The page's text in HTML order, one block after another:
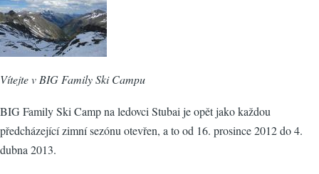
Vítejte v BIG Family Ski Campu
BIG Family Ski Camp na ledovci Stubai je opět jako každou
předcházející zimní sezónu otevřen, a to od 16. prosince 2012 do 4.
dubna 2013.